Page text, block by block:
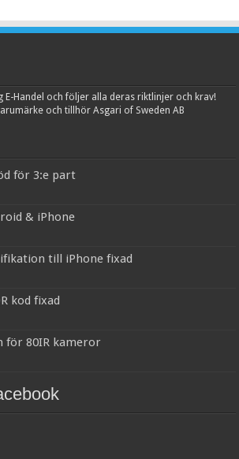
E-Handel och följer alla deras riktlinjer och krav!
och tillhör Asgari of Sweden AB
för 3:e part
& iPhone
till iPhone fixad
kod fixad
för 80IR kameror